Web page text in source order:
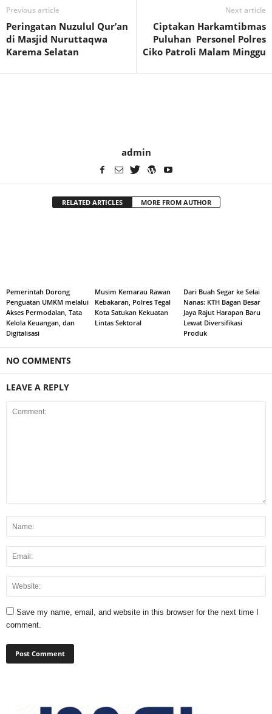
Previous article
Peringatan Nuzulul Qur’an
di Masjid Nuruttaqwa
Karema Selatan
Next article
Ciptakan Harkamtibmas
Puluhan Personel Polres
Ciko Patroli Malam Minggu
admin
RELATED ARTICLES MORE FROM AUTHOR
Pemerintah Dorong
Penguatan UMKM melalui
Akses Permodalan, Tata
Kelola Keuangan, dan
Digitalisasi
Musim Kemarau Rawan
Kebakaran, Polres Tegal
Kota Satukan Kekuatan
Lintas Sektoral
Dari Buah Segar ke Selai
Nanas: KTH Bagan Besar
Jaya Rajut Harapan Baru
Lewat Diversifikasi
Produk
NO COMMENTS
LEAVE A REPLY
Save my name, email, and website in this browser for the next time I
comment.